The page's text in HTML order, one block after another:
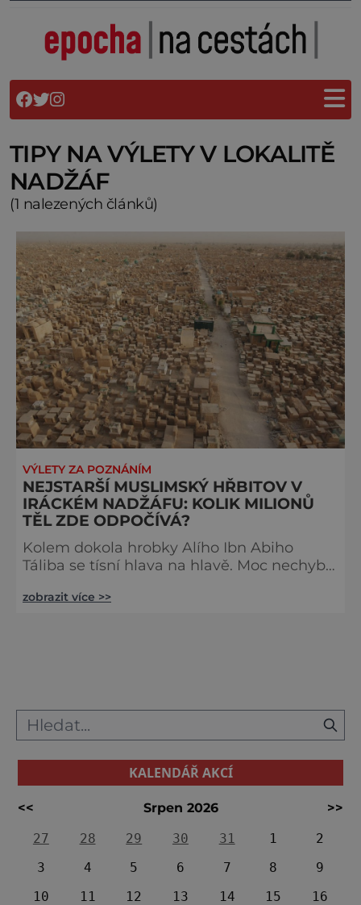
TIPY NA VÝLETY V LOKALITĚ
NADŽÁF
(1 nalezených článků)
VÝLETY ZA POZNÁNÍM
NEJSTARŠÍ MUSLIMSKÝ HŘBITOV V
IRÁCKÉM NADŽÁFU: KOLIK MILIONŮ
TĚL ZDE ODPOČÍVÁ?
Kolem dokola hrobky Alího Ibn Abiho
Táliba se tísní hlava na hlavě. Moc nechybí
ušlapali. Všichni chtějí uctít památku svého
duchovní) a čtvrtého chalífy. Alího význa
zobrazit více >>
KALENDÁŘ AKCÍ
<< Srpen 2026
>>
27
28 29 30 31 1
2
3
4 5 6 7 8
9
10
11 12 13 14 15
16